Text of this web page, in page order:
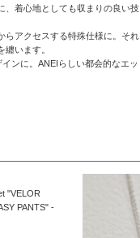
、着心地としても収まりの良い技
らアクセスする特殊仕様に。それ
います。
ンに。ANEIらしい都会的なエッ
"VELOR
PANTS" -